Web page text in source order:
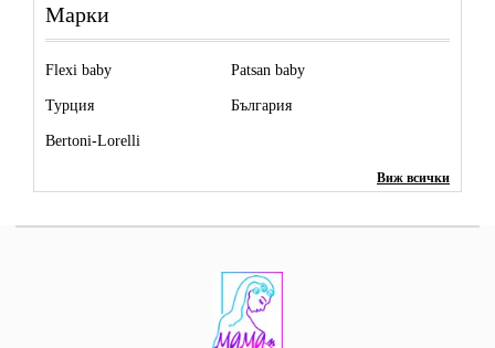
Марки
Flexi baby Patsan baby
Турция България
Bertoni-Lorelli
Виж всички